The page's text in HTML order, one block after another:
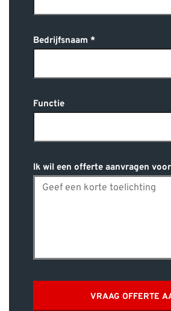
Bedrijfsnaam
Functie
Ik wil een offerte aanvragen
VRAAG OFFERTE